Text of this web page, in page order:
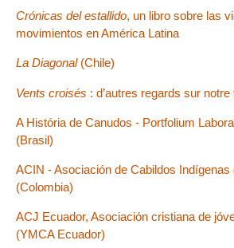
Crónicas del estallido, un libro sobre las
movimientos en América Latina
La Diagonal(Chile)
Vents croisés : d’autres regards sur notre
A História de Canudos - Portfolium
(Brasil)
ACIN - Asociación de Cabildos
(Colombia)
ACJ Ecuador, Asociación cristiana de
(YMCA Ecuador)